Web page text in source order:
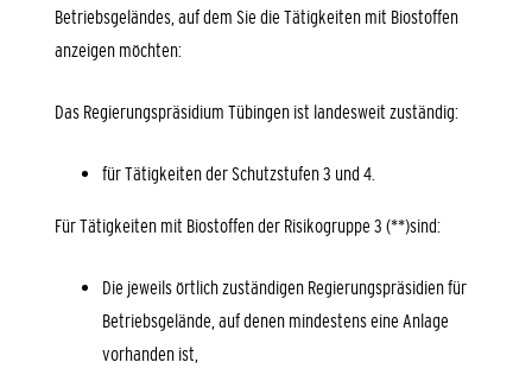
Betriebsgeländes, auf dem Sie die Tätigkeiten mit Biostoffen
anzeigen möchten:
Das Regierungspräsidium Tübingen ist landesweit zuständig:
für Tätigkeiten der Schutzstufen 3 und 4.
Für Tätigkeiten mit Biostoffen der Risikogruppe 3 (**)sind:
Die jeweils örtlich zuständigen Regierungspräsidien für
Betriebsgelände, auf denen mindestens eine Anlage
vorhanden ist,